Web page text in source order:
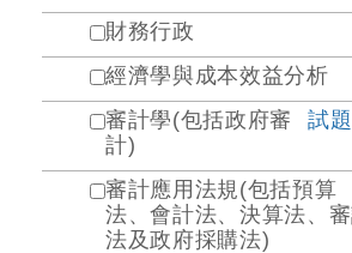
財務行政
經濟學與成本效益分析
審計學(包括政府審
計)
試題
審計應用法規(包括預算
法、會計法、決算法、
法及政府採購法)